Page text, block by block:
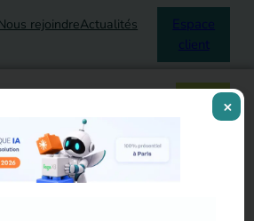
rejoindreActualités
Espace
client
Votre secteur
Votre métier
Nos solutions
>Flowblog’>
aux nouvelles technologies
confiance numérique
×